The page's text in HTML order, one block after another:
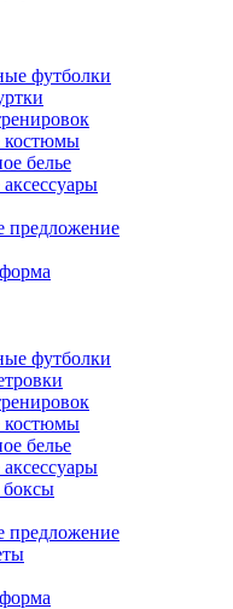
футболки
костюмы
белье
предложение
футболки
костюмы
белье
предложение